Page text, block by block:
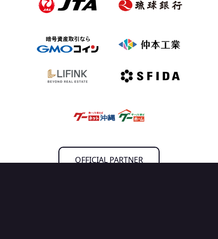
OFFICIAL PARTNER